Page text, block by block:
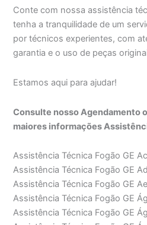
Conte com nossa assistência
tenha a tranquilidade de um
por técnicos experientes, com
garantia e o uso de peças
Estamos aqui para ajudar!
Consulte nosso Agendamento
maiores informações
Assistência Técnica Fogão GE
Assistência Técnica Fogão GE
Assistência Técnica Fogão GE
Assistência Técnica Fogão GE
Assistência Técnica Fogão GE